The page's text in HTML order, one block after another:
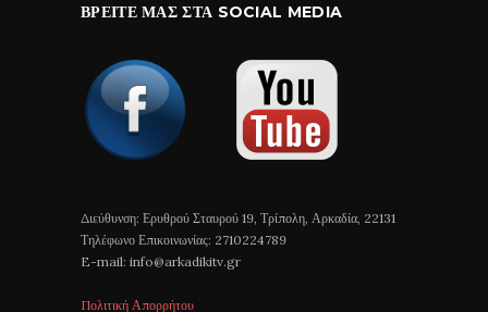
ΒΡΕΊΤΕ ΜΑΣ ΣΤΑ SOCIAL MEDIA
Διεύθυνση: Ερυθρού Σταυρού 19, Τρίπολη, Αρκαδία, 22131
Τηλέφωνο Επικοινωνίας: 2710224789
E-mail: info@arkadikitv.gr
Πολιτική Απορρήτου